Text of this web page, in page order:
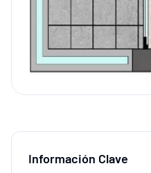
Información Clave